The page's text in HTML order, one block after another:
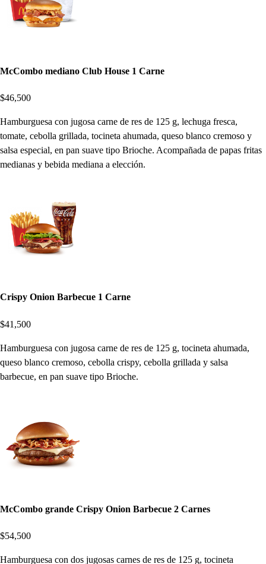
McCombo mediano Club House 1 Carne
$46,500
Hamburguesa con jugosa carne de res de 125 g, lechuga fresca,
tomate, cebolla grillada, tocineta ahumada, queso blanco cremoso y
salsa especial, en pan suave tipo Brioche. Acompañada de papas fritas
medianas y bebida mediana a elección.
Crispy Onion Barbecue 1 Carne
$41,500
Hamburguesa con jugosa carne de res de 125 g, tocineta ahumada,
queso blanco cremoso, cebolla crispy, cebolla grillada y salsa
barbecue, en pan suave tipo Brioche.
McCombo grande Crispy Onion Barbecue 2 Carnes
$54,500
Hamburguesa con dos jugosas carnes de res de 125 g, tocineta